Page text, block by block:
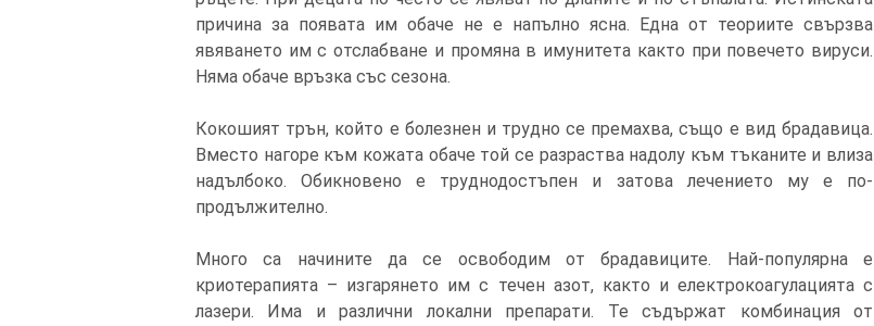
причина за появата им обаче не е напълно ясна. Една от теориите свързва
явяването им с отслабване и промяна в имунитета както при повечето вируси.
Няма обаче връзка със сезона.
Кокошият трън, който е болезнен и трудно се премахва, също е вид брадавица.
Вместо нагоре към кожата обаче той се разраства надолу към тъканите и влиза
надълбоко. Обикновено е труднодостъпен и затова лечението му е по-
продължително.
Много са начините да се освободим от брадавиците. Най-популярна е
криотерапията – изгарянето им с течен азот, както и електрокоагулацията с
лазери. Има и различни локални препарати. Те съдържат комбинация от